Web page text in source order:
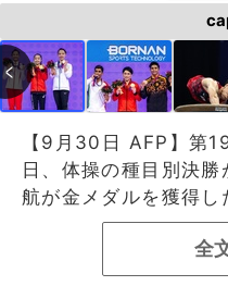
【9月30日 AFP】第
日、体操の種目別決勝
航が金メダルを獲得し
全